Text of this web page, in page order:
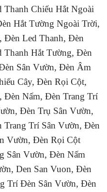
Chiếu Hắt Ngoài
Hắt Tường Ngoài Trời,
Đèn Led Thanh, Đèn
Thanh Hắt Tường, Đèn
Sân Vườn, Đèn Âm
Cây, Đèn Rọi Cột,
Đèn Nấm, Đèn Trang Trí
Đèn Trụ Sân Vườn,
Trí Sân Vườn, Đèn
Vườn, Đèn Rọi Cột
Sân Vườn, Đèn Nấm
Den San Vuon, Đèn
Trí Đèn Sân Vườn, Đèn